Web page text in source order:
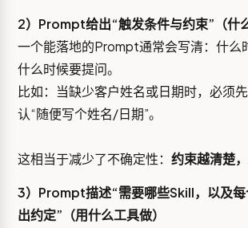
2）Prompt给出“触发条件与约束”（什
一个能落地的Prompt通常会写清：什么
什么时候要提问。
比如：当缺少客户姓名或日期时，必须
认“随便写个姓名/日期”。
这相当于减少了不确定性： 约束越清楚
3）Prompt描述“需要哪些Skill，以及
出约定”（用什么工具做）